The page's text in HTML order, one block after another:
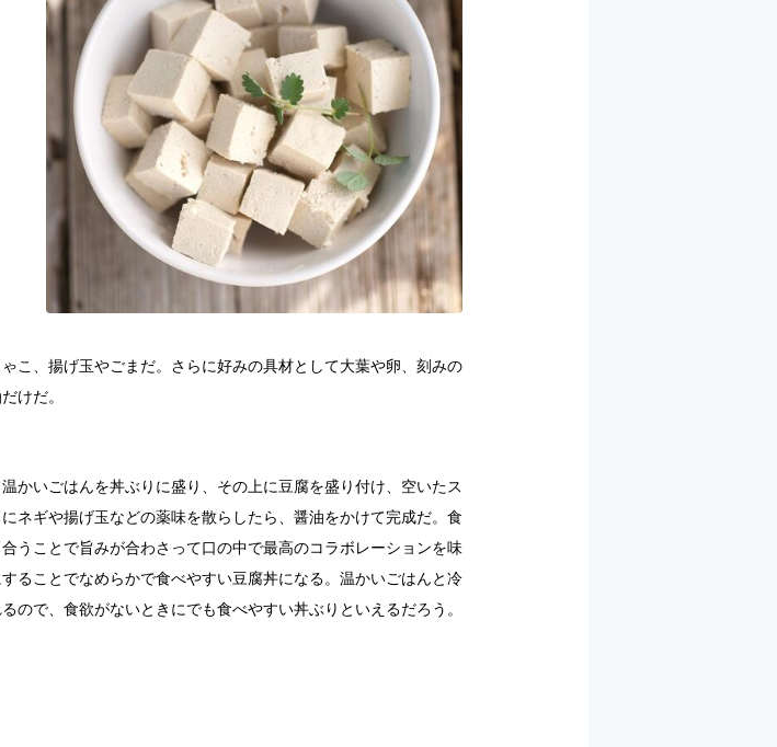
こ、揚げ玉やごまだ。さらに好みの具材として大葉や卵、刻みの
けだ。
かいごはんを丼ぶりに盛り、その上に豆腐を盛り付け、空いたス
ネギや揚げ玉などの薬味を散らしたら、醤油をかけて完成だ。食
うことで旨みが合わさって口の中で最高のコラボレーションを味
ることでなめらかで食べやすい豆腐丼になる。温かいごはんと冷
ので、食欲がないときにでも食べやすい丼ぶりといえるだろう。